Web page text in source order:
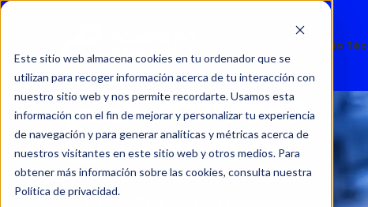
Este sitio web almacena cookies en tu ordenador que se
utilizan para recoger información acerca de tu interacción con
nuestro sitio web y nos permite recordarte. Usamos esta
información con el fin de mejorar y personalizar tu experiencia
de navegación y para generar analíticas y métricas acerca de
nuestros visitantes en este sitio web y otros medios. Para
obtener más información sobre las cookies, consulta nuestra
Política de privacidad.
Servicio